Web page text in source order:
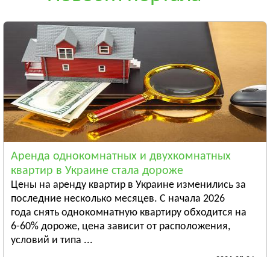
Смотреть всё
ЗАКАРПАТСКАЯ ОБЛАСТЬ
Ужгород
Чоп
Берегово
Смотреть всё
ЗАПОРОЖСКАЯ ОБЛАСТЬ
Запорожье
Энергодар
Бердянск
Смотреть всё
ИВАНО-ФРАНКОВСКАЯ ОБЛАСТЬ
Ивано-Франковск
Болехов
Аренда однокомнатных и двухкомнатных
квартир в Украине стала дороже
Цены на аренду квартир в Украине изменились за
последние несколько месяцев. С начала 2026
года снять однокомнатную квартиру обходится на
6-60% дороже, цена зависит от расположения,
условий и типа ...